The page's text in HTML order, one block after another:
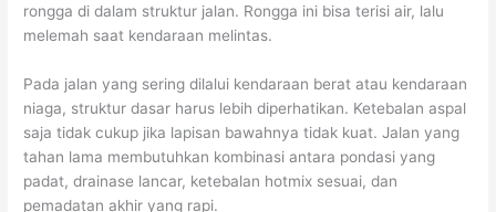
rongga di dalam struktur jalan. Rongga ini bisa terisi air, lalu
melemah saat kendaraan melintas.
Pada jalan yang sering dilalui kendaraan berat atau kendaraan
niaga, struktur dasar harus lebih diperhatikan. Ketebalan aspal
saja tidak cukup jika lapisan bawahnya tidak kuat. Jalan yang
tahan lama membutuhkan kombinasi antara pondasi yang
padat, drainase lancar, ketebalan hotmix sesuai, dan
pemadatan akhir yang rapi.